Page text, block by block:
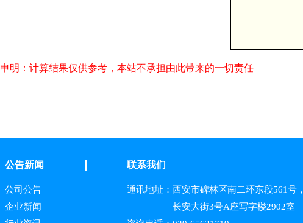
申明：计算结果仅供参考，本站不承担由此带来的一切责任
公告新闻
公司公告
企业新闻
联系我们
通讯地址： 西安市碑林区南二环东段561号，
长安大街3号A座写字楼2902室